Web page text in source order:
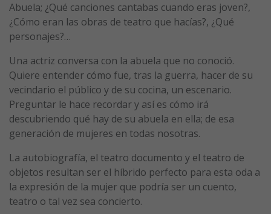
Abuela; ¿Qué canciones cantabas cuando eras joven?,
¿Cómo eran las obras de teatro que hacías?, ¿Qué
personajes?…
Una actriz conversa con la abuela que no conoció.
Quiere entender cómo fue, tras la guerra, hacer de su
vecindario el público y de su cocina, un escenario.
Preguntar le hace recordar y así es cómo irá
descubriendo qué hay de su abuela en ella; de esa
generación de mujeres en todas nosotras.
La autobiografía, el teatro documento y el teatro de
objetos resultan ser el híbrido perfecto para esta oda a
la expresión de la mujer que podría ser un cuento,
teatro o tal vez sea concierto.